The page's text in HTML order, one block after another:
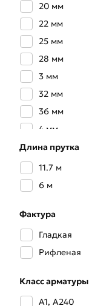
20 мм
22 мм
25 мм
28 мм
3 мм
32 мм
36 мм
4 мм
40 мм
5 мм
6 мм
Длина прутка
11.7 м
6 м
Фактура
Гладкая
Рифленая
Класс арматуры
А1, А240